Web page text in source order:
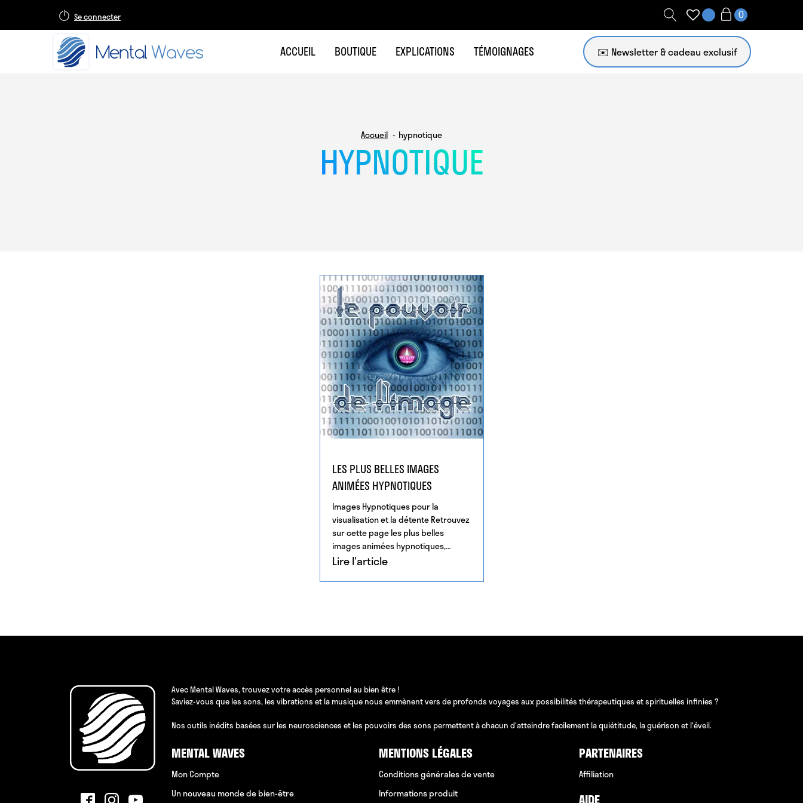
Se connecter
ACCUEIL BOUTIQUE EXPLICATIONS TÉMOIGNAGES ✉️ Newsletter
Accueil hypnotique
HYPNOTIQUE
LES PLUS BELLES IMAGES
ANIMÉES HYPNOTIQUES
Images Hypnotiques pour la
visualisation et la détente Retrouvez
sur cette page les plus belles
images animées hypnotiques,
zen, envoutantes et hallucinogènes.
Lire l'article
Avec Mental Waves, trouvez votre accès personnel au bien être !
Saviez-vous que les sons, les vibrations et la musique nous emmènent vers de profonds voyages aux possibilités thérapeutiques et spirituelles infinies ?
Nos outils inédits basées sur les neurosciences et les pouvoirs des sons permettent à chacun d'atteindre facilement la quiétitude, la guérison et l'éveil.
MENTAL WAVES
Mon Compte
Un nouveau monde de bien-être
MENTIONS LÉGALES
Conditions générales de vente
Informations produit
PARTENAIRES
Affiliation
AIDE